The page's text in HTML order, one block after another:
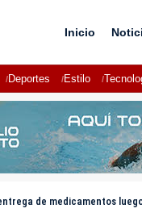
Inicio
Deportes Estilo
de medicamentos